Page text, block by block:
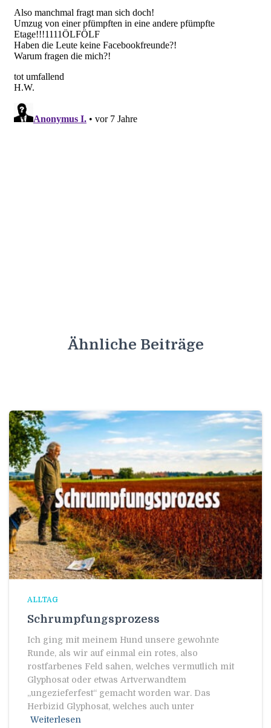
Ähnliche Beiträge
ALLTAG
Schrumpfungsprozess
Ich ging mit meinem Hund unsere gewohnte
Runde, als wir auf einmal ein rotes, also
rostfarbenes Feld sahen, welches vermutlich mit
Glyphosat oder etwas Artverwandtem
„ungezieferfest“ gemacht worden war. Das
Herbizid Glyphosat, welches auch unter
Weiterlesen